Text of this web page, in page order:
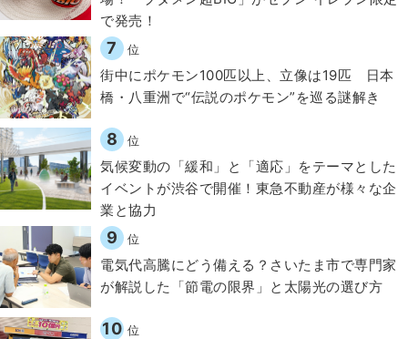
で発売！
7 位
街中にポケモン100匹以上、立像は19匹 日本
橋・八重洲で“伝説のポケモン”を巡る謎解き
8 位
気候変動の「緩和」と「適応」をテーマとした
イベントが渋谷で開催！東急不動産が様々な企
業と協力
9 位
電気代高騰にどう備える？さいたま市で専門家
が解説した「節電の限界」と太陽光の選び方
10 位